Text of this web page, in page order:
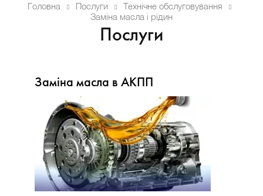
Головна Послуги
Технічне обслуговування
Заміна масла і рідин
Послуги
Заміна масла в АКПП